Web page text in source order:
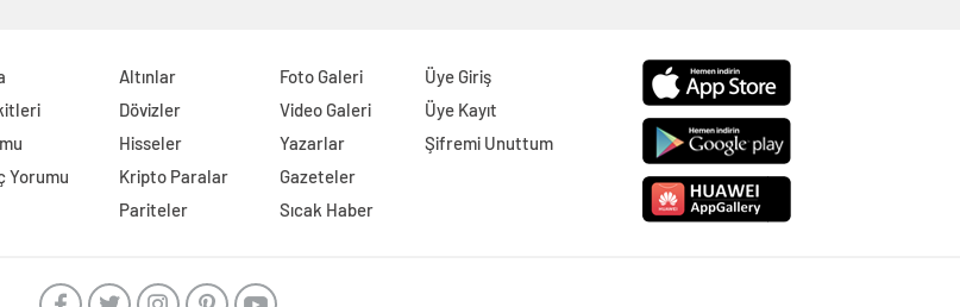
Yorumu
Altınlar
Dövizler
Hisseler
Kripto Paralar
Pariteler
Foto Galeri
Video Galeri
Yazarlar
Gazeteler
Sıcak Haber
Üye Giriş
Üye Kayıt
Şifremi Unuttum